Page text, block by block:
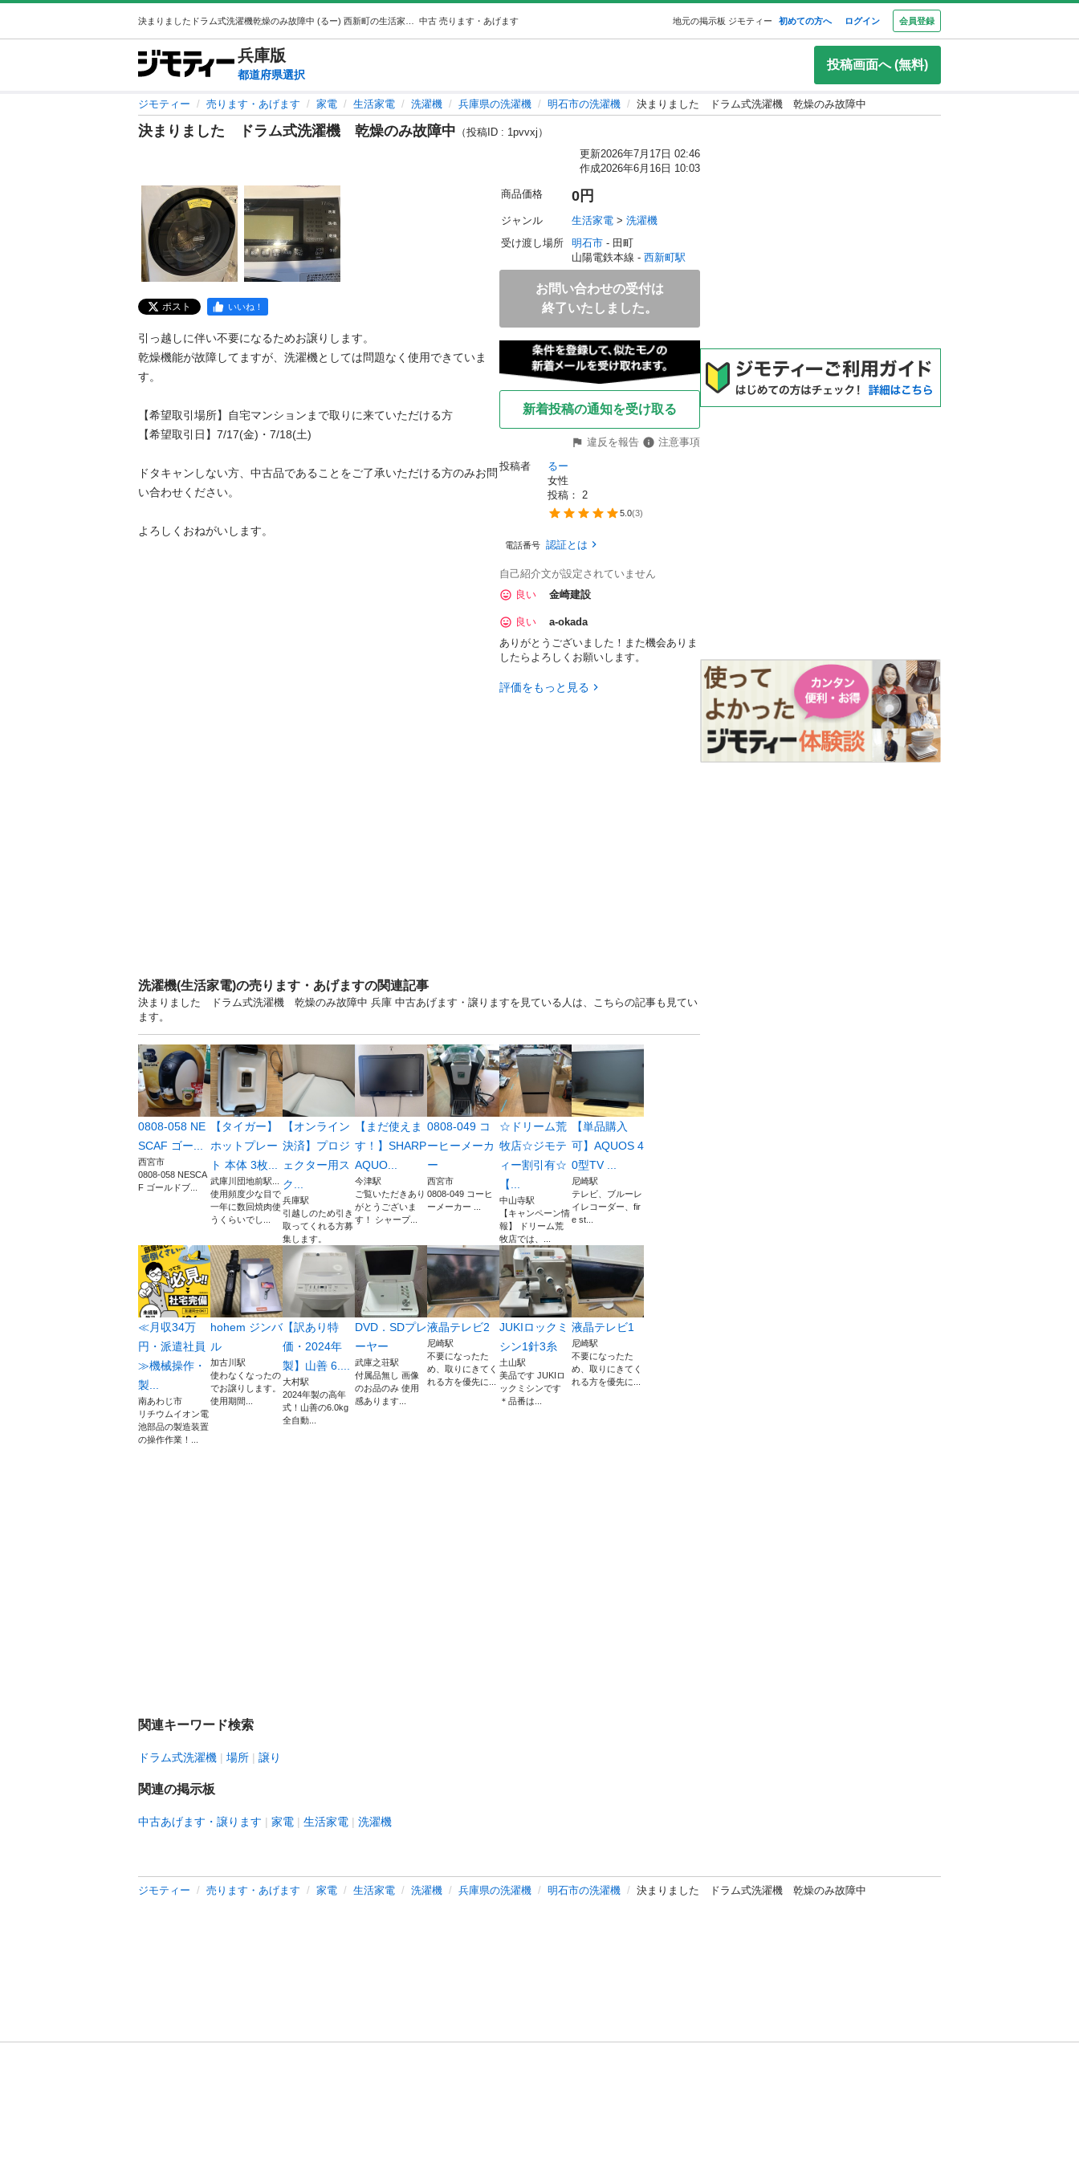
中古 売ります・あげます 地元の掲示板 ジモティー 初めての方へ ログイン 会員登録
兵庫版
都道府県選択
投稿画面へ (無料)
ジモティー 売ります・あげます 家電 生活家電 洗濯機 兵庫県の洗濯機 明石市の洗濯機 決まりました ドラム式洗濯機 乾燥のみ故障中
決まりました ドラム式洗濯機 乾燥のみ故障中 （投稿ID : 1pvvxj）
更新2026年7月17日 02:46
作成2026年6月16日 10:03
ポスト いいね！
引っ越しに伴い不要になるためお譲りします。
乾燥機能が故障してますが、洗濯機としては問題なく使用できていま
す。
【希望取引場所】自宅マンションまで取りに来ていただける方
【希望取引日】7/17(金)・7/18(土)
ドタキャンしない方、中古品であることをご了承いただける方のみお問
い合わせください。
よろしくおねがいします。
商品価格 0円
ジャンル 生活家電 > 洗濯機
受け渡し場所
明石市 - 田町
山陽電鉄本線 - 西新町駅
お問い合わせの受付は
終了いたしました。
新着投稿の通知を受け取る
違反を報告
注意事項
投稿者
るー
女性
投稿： 2
5.0(3)
電話番号 認証とは
自己紹介文が設定されていません
良い
金崎建設
良い
a-okada
ありがとうございました！また機会ありま
したらよろしくお願いします。
評価をもっと見る
洗濯機(生活家電)の売ります・あげますの関連記事
決まりました ドラム式洗濯機 乾燥のみ故障中 兵庫 中古あげます・譲りますを見ている人は、こちらの記事も見てい
ます。
0808-058 NE
SCAF ゴー...
西宮市
0808-058 NESCA
F ゴールドブ...
【タイガー】
ホットプレー
ト 本体 3枚...
武庫川団地前駅...
使用頻度少な目で
一年に数回焼肉使
うくらいでし...
【オンライン
決済】プロジ
ェクター用ス
ク...
兵庫駅
引越しのため引き
取ってくれる方募
集します。
【まだ使えま
す！】SHARP
AQUO...
今津駅
ご覧いただきあり
がとうございま
す！ シャープ...
0808-049 コ
ーヒーメーカ
ー
西宮市
0808-049 コーヒ
ーメーカー ...
☆ドリーム荒
牧店☆ジモテ
ィー割引有☆
【...
中山寺駅
【キャンペーン情
報】 ドリーム荒
牧店では、...
【単品購入
可】AQUOS 4
0型TV ...
尼崎駅
テレビ、ブルーレ
イレコーダー、fir
e st...
≪月収34万
円・派遣社員
≫機械操作・
製...
南あわじ市
リチウムイオン電
池部品の製造装置
の操作作業！...
hohem ジンバ
ル
加古川駅
使わなくなったの
でお譲りします。
使用期間...
【訳あり特
価・2024年
製】山善 6....
大村駅
2024年製の高年
式！山善の6.0kg
全自動...
DVD．SDプレ
ーヤー
武庫之荘駅
付属品無し 画像
のお品のみ 使用
感あります...
液晶テレビ2
尼崎駅
不要になったた
め、取りにきてく
れる方を優先に...
JUKIロックミ
シン1針3糸
土山駅
美品です JUKIロ
ックミシンです
＊品番は...
液晶テレビ1
尼崎駅
不要になったた
め、取りにきてく
れる方を優先に...
関連キーワード検索
ドラム式洗濯機 場所 譲り
関連の掲示板
中古あげます・譲ります 家電 生活家電 洗濯機
ジモティー 売ります・あげます 家電 生活家電 洗濯機 兵庫県の洗濯機 明石市の洗濯機 決まりました ドラム式洗濯機 乾燥のみ故障中